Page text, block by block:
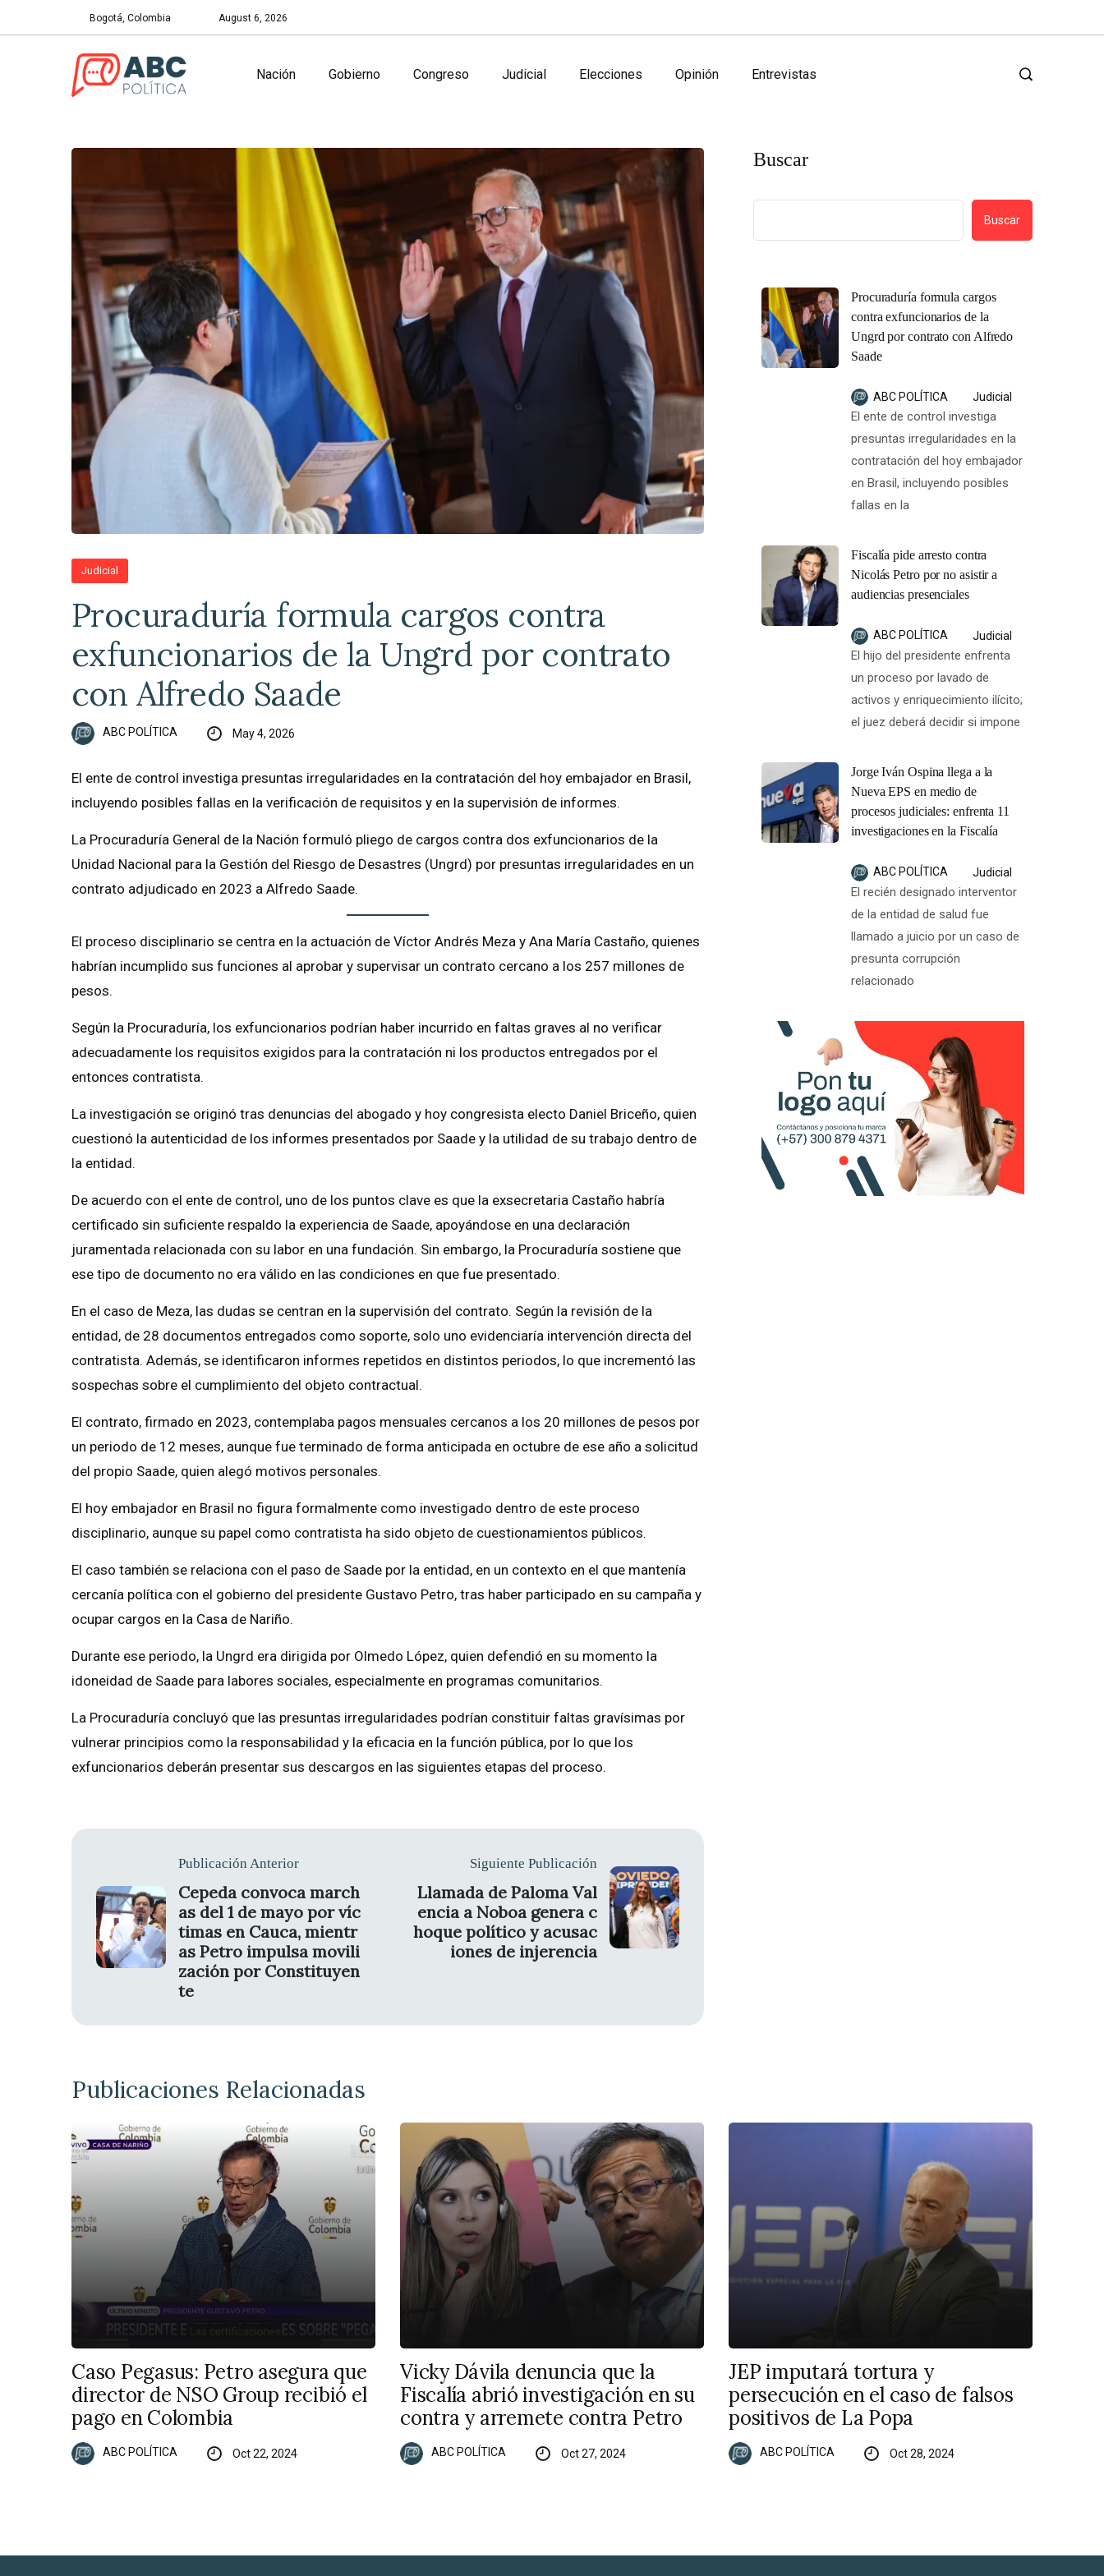
Bogotá, Colombia August 6, 2026
Nación Gobierno Congreso Judicial Elecciones Opinión Entrevistas
Judicial
Procuraduría formula cargos contra
exfuncionarios de la Ungrd por contrato
con Alfredo Saade
ABC POLÍTICA May 4, 2026
El ente de control investiga presuntas irregularidades en la contratación del hoy embajador en Brasil,
incluyendo posibles fallas en la verificación de requisitos y en la supervisión de informes.
La Procuraduría General de la Nación formuló pliego de cargos contra dos exfuncionarios de la
Unidad Nacional para la Gestión del Riesgo de Desastres (Ungrd) por presuntas irregularidades en un
contrato adjudicado en 2023 a Alfredo Saade.
El proceso disciplinario se centra en la actuación de Víctor Andrés Meza y Ana María Castaño, quienes
habrían incumplido sus funciones al aprobar y supervisar un contrato cercano a los 257 millones de
pesos.
Según la Procuraduría, los exfuncionarios podrían haber incurrido en faltas graves al no verificar
adecuadamente los requisitos exigidos para la contratación ni los productos entregados por el
entonces contratista.
La investigación se originó tras denuncias del abogado y hoy congresista electo Daniel Briceño, quien
cuestionó la autenticidad de los informes presentados por Saade y la utilidad de su trabajo dentro de
la entidad.
De acuerdo con el ente de control, uno de los puntos clave es que la exsecretaria Castaño habría
certificado sin suficiente respaldo la experiencia de Saade, apoyándose en una declaración
juramentada relacionada con su labor en una fundación. Sin embargo, la Procuraduría sostiene que
ese tipo de documento no era válido en las condiciones en que fue presentado.
En el caso de Meza, las dudas se centran en la supervisión del contrato. Según la revisión de la
entidad, de 28 documentos entregados como soporte, solo uno evidenciaría intervención directa del
contratista. Además, se identificaron informes repetidos en distintos periodos, lo que incrementó las
sospechas sobre el cumplimiento del objeto contractual.
El contrato, firmado en 2023, contemplaba pagos mensuales cercanos a los 20 millones de pesos por
un periodo de 12 meses, aunque fue terminado de forma anticipada en octubre de ese año a solicitud
del propio Saade, quien alegó motivos personales.
El hoy embajador en Brasil no figura formalmente como investigado dentro de este proceso
disciplinario, aunque su papel como contratista ha sido objeto de cuestionamientos públicos.
El caso también se relaciona con el paso de Saade por la entidad, en un contexto en el que mantenía
cercanía política con el gobierno del presidente Gustavo Petro, tras haber participado en su campaña y
ocupar cargos en la Casa de Nariño.
Durante ese periodo, la Ungrd era dirigida por Olmedo López, quien defendió en su momento la
idoneidad de Saade para labores sociales, especialmente en programas comunitarios.
La Procuraduría concluyó que las presuntas irregularidades podrían constituir faltas gravísimas por
vulnerar principios como la responsabilidad y la eficacia en la función pública, por lo que los
exfuncionarios deberán presentar sus descargos en las siguientes etapas del proceso.
Publicación Anterior
Cepeda convoca march
as del 1 de mayo por víc
timas en Cauca, mientr
as Petro impulsa movili
zación por Constituyen
te
Siguiente Publicación
Llamada de Paloma Val
encia a Noboa genera c
hoque político y acusac
iones de injerencia
Buscar
Buscar
Procuraduría formula cargos
contra exfuncionarios de la
Ungrd por contrato con Alfredo
Saade
ABC POLÍTICA Judicial
El ente de control investiga
presuntas irregularidades en la
contratación del hoy embajador
en Brasil, incluyendo posibles
fallas en la
Fiscalía pide arresto contra
Nicolás Petro por no asistir a
audiencias presenciales
ABC POLÍTICA Judicial
El hijo del presidente enfrenta
un proceso por lavado de
activos y enriquecimiento ilícito;
el juez deberá decidir si impone
Jorge Iván Ospina llega a la
Nueva EPS en medio de
procesos judiciales: enfrenta 11
investigaciones en la Fiscalía
ABC POLÍTICA Judicial
El recién designado interventor
de la entidad de salud fue
llamado a juicio por un caso de
presunta corrupción
relacionado
Publicaciones Relacionadas
Caso Pegasus: Petro asegura que
director de NSO Group recibió el
pago en Colombia
ABC POLÍTICA Oct 22, 2024
Vicky Dávila denuncia que la
Fiscalía abrió investigación en su
contra y arremete contra Petro
ABC POLÍTICA Oct 27, 2024
JEP imputará tortura y
persecución en el caso de falsos
positivos de La Popa
ABC POLÍTICA Oct 28, 2024